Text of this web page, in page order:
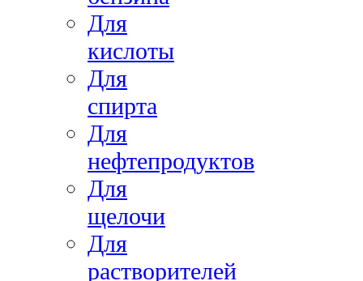
Для
кислоты
Для
спирта
Для
нефтепродуктов
Для
щелочи
Для
растворителей